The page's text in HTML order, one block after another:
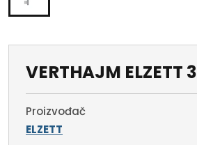
VERTHAJM ELZETT 3
Proizvođač
ELZETT